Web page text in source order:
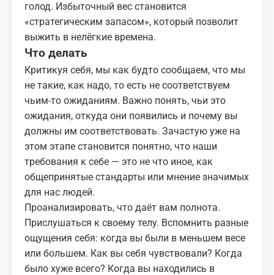
голод. Избыточный вес становится
«стратегическим запасом», который позволит
выжить в нелёгкие времена.
Что делать
Критикуя себя, мы как будто сообщаем, что мы
не такие, как надо, то есть не соответствуем
чьим‑то ожиданиям. Важно понять, чьи это
ожидания, откуда они появились и почему вы
должны им соответствовать. Зачастую уже на
этом этапе становится понятно, что наши
требования к себе — это не что иное, как
общепринятые стандарты или мнение значимых
для нас людей.
Проанализировать, что даёт вам полнота.
Прислушаться к своему телу. Вспомнить разные
ощущения себя: когда вы были в меньшем весе
или большем. Как вы себя чувствовали? Когда
было хуже всего? Когда вы находились в